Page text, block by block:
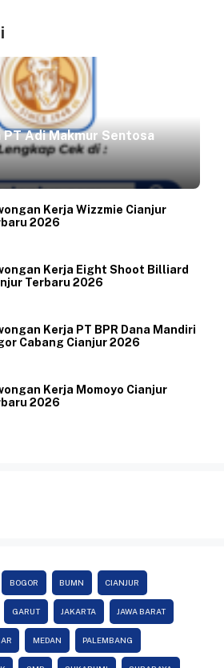
PT Adi Makmur Sentosa
Kerja Wizzmie Cianjur
2026
Kerja Eight Shoot Billiard
Terbaru 2026
Kerja PT BPR Dana Mandiri
Cabang Cianjur 2026
Kerja Momoyo Cianjur
2026
BOGOR BUMN CIANJUR
GARUT JAKARTA JAWA BARAT
MEDAN PALEMBANG